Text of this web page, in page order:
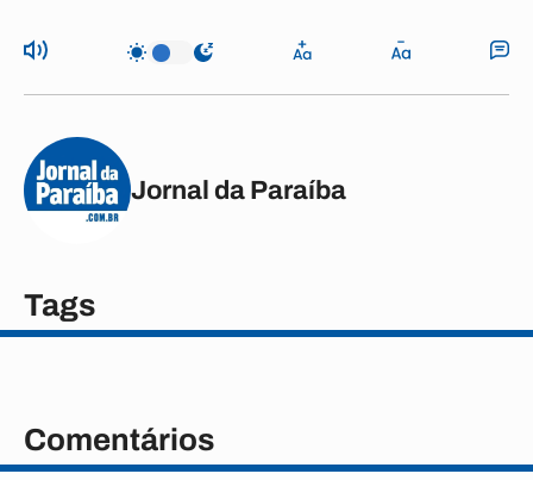
Jornal da Paraíba
Tags
Comentários